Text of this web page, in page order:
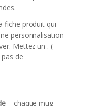
fiche produit qui
personnalisation
Mettez un . (
de
– chaque mug